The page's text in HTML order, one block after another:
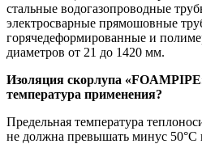
стальные водогазопроводные
электросварные прямошовные
горячедеформированные и
диаметров от 21 до 1420 мм.
Изоляция скорлупа
температура применения?
Предельная температура
не должна превышать минус 50°С